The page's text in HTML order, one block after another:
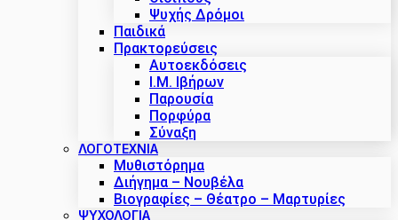
Ψυχής Δρόμοι
Παιδικά
Πρακτoρεύσεις
Αυτοεκδόσεις
Ι.Μ. Ιβήρων
Παρουσία
Πορφύρα
Σύναξη
ΛΟΓΟΤΕΧΝΙΑ
Μυθιστόρημα
Διήγημα – Νουβέλα
Βιογραφίες – Θέατρο – Μαρτυρίες
ΨΥΧΟΛΟΓΙΑ